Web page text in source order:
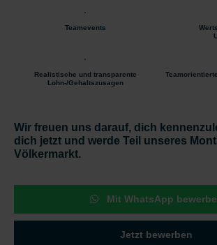
Teamevents
Realistische und transparente
Lohn-/Gehaltszusagen
Wir freuen uns darauf, dich
dich jetzt und werde Teil unseres
Völkermarkt.
Mit WhatsApp
Jetzt bewerben